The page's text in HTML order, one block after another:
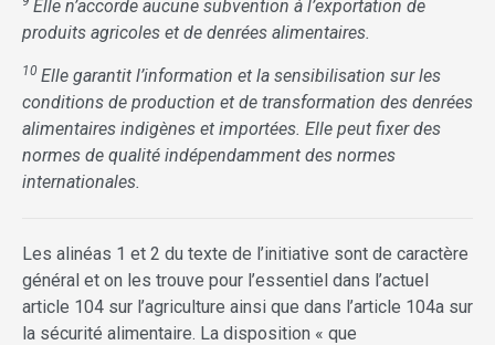
Elle n’accorde aucune subvention à l’exportation de
produits agricoles et de denrées alimentaires.
10 Elle garantit l’information et la sensibilisation sur les
conditions de production et de transformation des denrées
alimentaires indigènes et importées. Elle peut fixer des
normes de qualité indépendamment des normes
internationales.
Les alinéas 1 et 2 du texte de l’initiative sont de caractère
général et on les trouve pour l’essentiel dans l’actuel
article 104 sur l’agriculture ainsi que dans l’article 104a sur
la sécurité alimentaire. La disposition « que